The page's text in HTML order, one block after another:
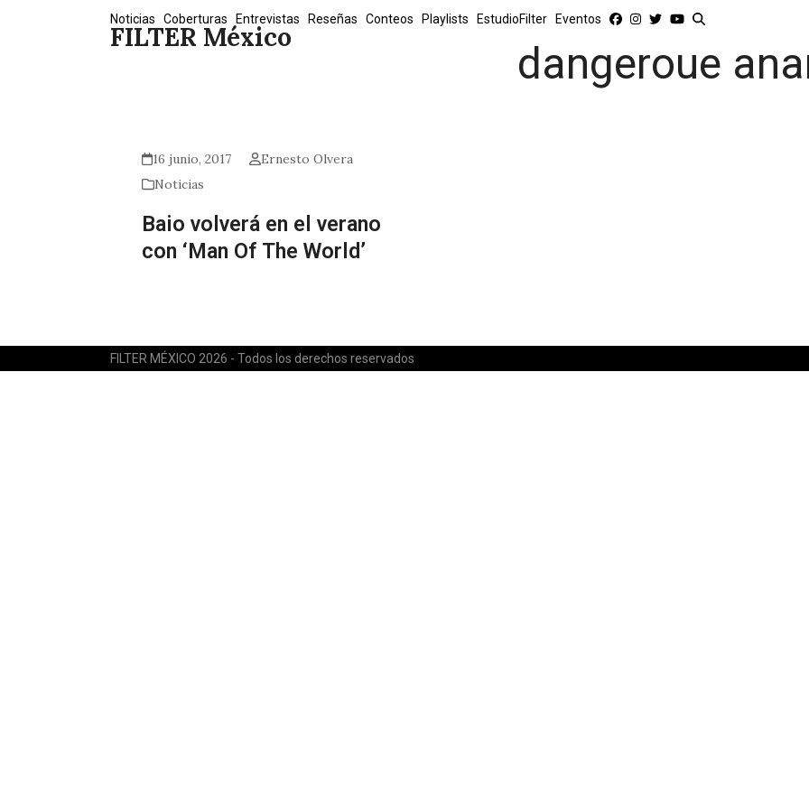
FILTER México
Noticias Coberturas Entrevistas Reseñas Conteos Playlists EstudioFilter Eventos
dangeroue
16 junio, 2017
Ernesto Olvera
Noticias
Baio volverá en el verano
con ‘Man Of The World’
FILTER MÉXICO 2026 - Todos los derechos reservados